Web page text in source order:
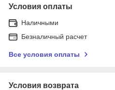
Условия оплаты
Наличными
Безналичный расчет
Все условия оплаты
Условия возврата